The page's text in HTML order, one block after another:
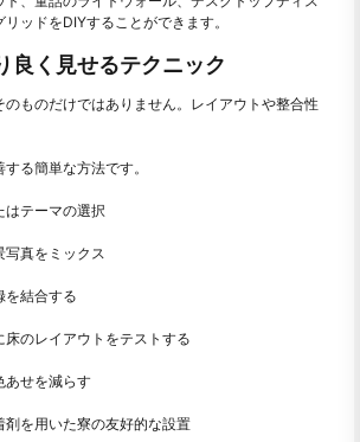
ッドをDIYすることができます。
良く見せるテクニック
のものだけではありません。レイアウトや整合性
る簡単な方法です。
はテーマの選択
写真をミックス
を結合する
床のレイアウトをテストする
あせを減らす
剤を用いた寮の友好的な設置